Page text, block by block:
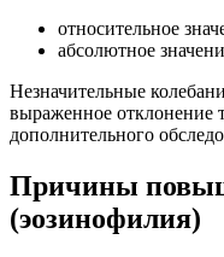
относительное
абсолютное
Незначительные
выраженное отклонение
дополнительного
Причины
(эозинофилия)